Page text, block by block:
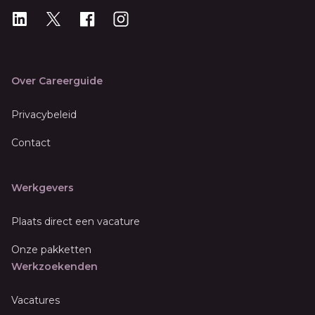
LinkedIn
X Instagram
Over Careerguide
Privacybeleid
Contact
Werkgevers
Plaats direct een vacature
Onze pakketten
Werkzoekenden
Vacatures